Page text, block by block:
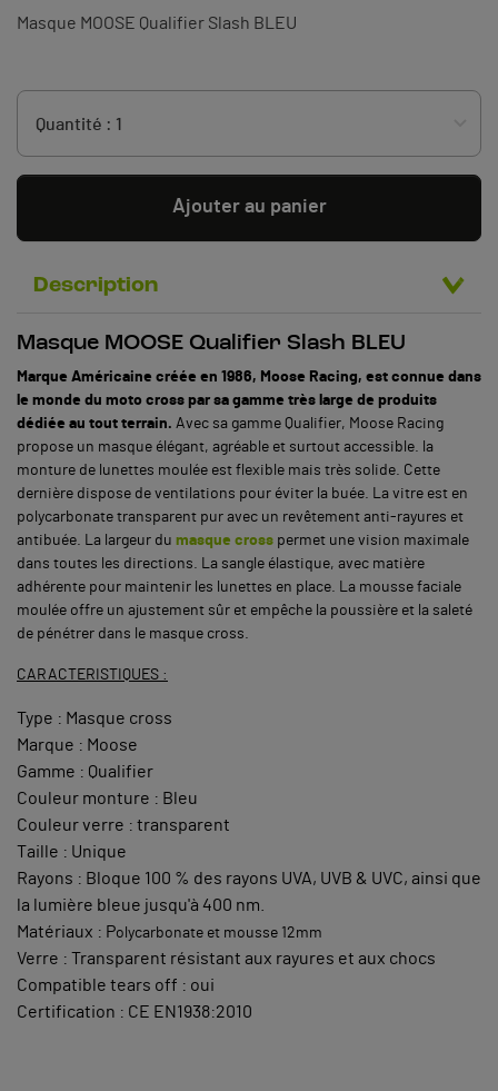
Masque MOOSE Qualifier Slash BLEU
Ajouter au panier
Description
Masque MOOSE Qualifier Slash BLEU
Marque Américaine créée en 1986, Moose Racing, est connue dans
le monde du moto cross par sa gamme très large de produits
dédiée au tout terrain. Avec sa gamme Qualifier, Moose Racing
propose un masque élégant, agréable et surtout accessible. la
monture de lunettes moulée est flexible mais très solide. Cette
dernière dispose de ventilations pour éviter la buée. La vitre est en
polycarbonate transparent pur avec un revêtement anti-rayures et
antibuée. La largeur du masque cross permet une vision maximale
dans toutes les directions. La sangle élastique, avec matière
adhérente pour maintenir les lunettes en place. La mousse faciale
moulée offre un ajustement sûr et empêche la poussière et la saleté
de pénétrer dans le masque cross.
CARACTERISTIQUES :
Type : Masque cross
Marque : Moose
Gamme : Qualifier
Couleur monture : Bleu
Couleur verre : transparent
Taille : Unique
Rayons : Bloque 100 % des rayons UVA, UVB & UVC, ainsi que
la lumière bleue jusqu'à 400 nm.
Matériaux : Polycarbonate et mousse 12mm
Verre : Transparent résistant aux rayures et aux chocs
Compatible tears off : oui
Certification : CE EN1938:2010